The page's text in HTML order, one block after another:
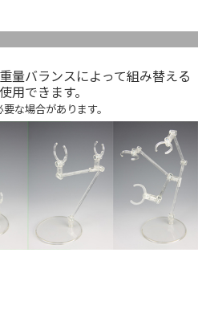
量バランスによって組み替える
用できます。
な場合があります。